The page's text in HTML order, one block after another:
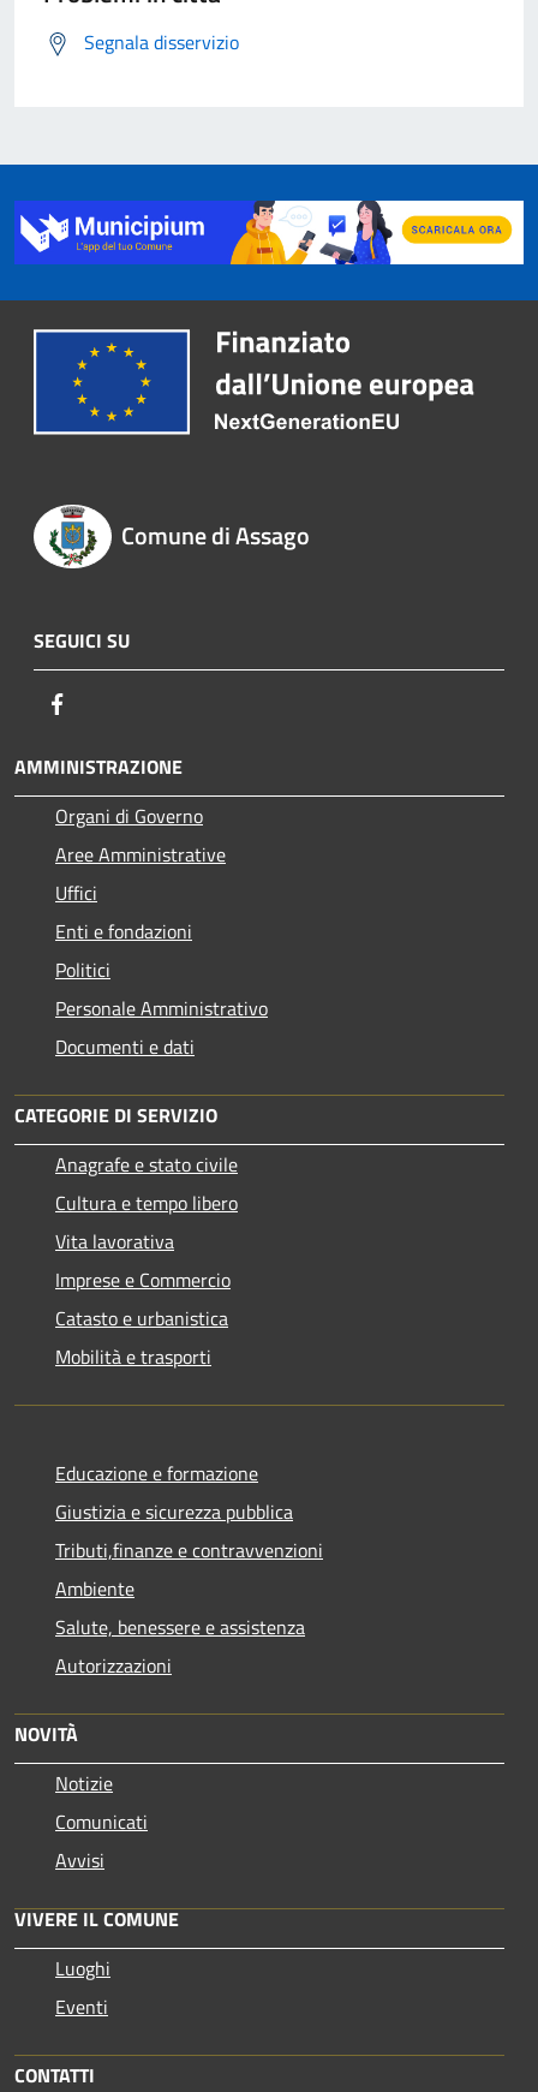
Segnala disservizio
Comune di Assago
SEGUICI SU
AMMINISTRAZIONE
Organi di Governo
Aree Amministrative
Uffici
Enti e fondazioni
Politici
Personale Amministrativo
Documenti e dati
CATEGORIE DI SERVIZIO
Anagrafe e stato civile
Cultura e tempo libero
Vita lavorativa
Imprese e Commercio
Catasto e urbanistica
Mobilità e trasporti
Educazione e formazione
Giustizia e sicurezza pubblica
Tributi,finanze e contravvenzioni
Ambiente
Salute, benessere e assistenza
Autorizzazioni
NOVITÀ
Notizie
Comunicati
Avvisi
VIVERE IL COMUNE
Luoghi
Eventi
CONTATTI